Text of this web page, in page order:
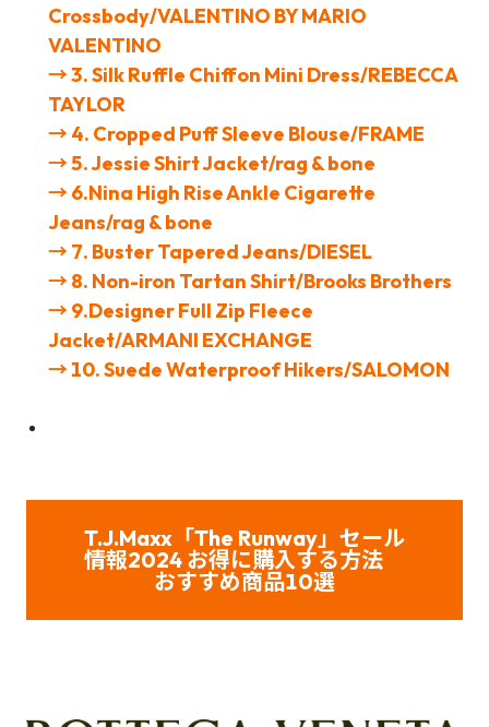
Crossbody/VALENTINO BY MARIO
VALENTINO
→ 3. Silk Ruffle Chiffon Mini Dress/REBECCA
TAYLOR
→ 4. Cropped Puff Sleeve Blouse/FRAME
→ 5. Jessie Shirt Jacket/rag & bone
→ 6.Nina High Rise Ankle Cigarette
Jeans/rag & bone
→ 7. Buster Tapered Jeans/DIESEL
→ 8. Non-iron Tartan Shirt/Brooks Brothers
→ 9.Designer Full Zip Fleece
Jacket/ARMANI EXCHANGE
→ 10. Suede Waterproof Hikers/SALOMON
T.J.Maxx 「The Runway」セール
情報2024 お得に購入する方法
おすすめ商品10選